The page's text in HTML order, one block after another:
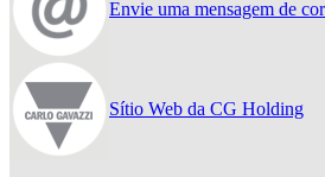
Envie uma mensagem de
Sítio Web da CG Holding